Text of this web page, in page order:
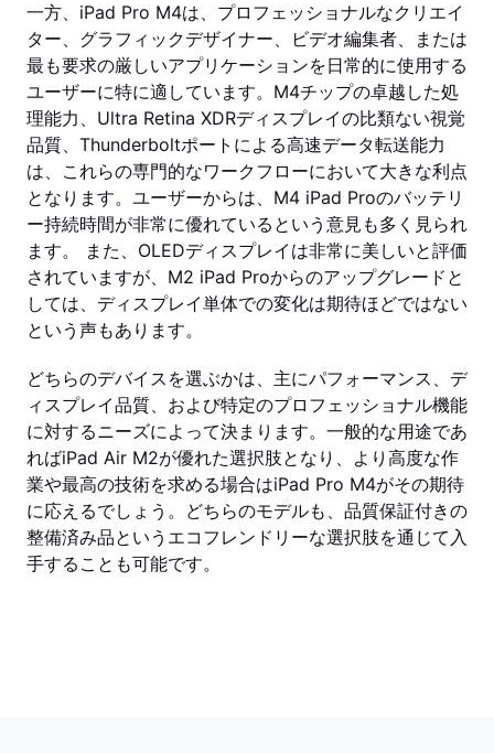
一方、iPad Pro M4は、プロフェッショナルなクリエイ
ター、グラフィックデザイナー、ビデオ編集者、または
最も要求の厳しいアプリケーションを日常的に使用する
ユーザーに特に適しています。M4チップの卓越した処
理能力、Ultra Retina XDRディスプレイの比類ない視覚
品質、Thunderboltポートによる高速データ転送能力
は、これらの専門的なワークフローにおいて大きな利点
となります。ユーザーからは、M4 iPad Proのバッテリ
ー持続時間が非常に優れているという意見も多く見られ
ます。 また、OLEDディスプレイは非常に美しいと評価
されていますが、M2 iPad Proからのアップグレードと
しては、ディスプレイ単体での変化は期待ほどではない
という声もあります。
どちらのデバイスを選ぶかは、主にパフォーマンス、デ
ィスプレイ品質、および特定のプロフェッショナル機能
に対するニーズによって決まります。一般的な用途であ
ればiPad Air M2が優れた選択肢となり、より高度な作
業や最高の技術を求める場合はiPad Pro M4がその期待
に応えるでしょう。どちらのモデルも、品質保証付きの
整備済み品というエコフレンドリーな選択肢を通じて入
手することも可能です。